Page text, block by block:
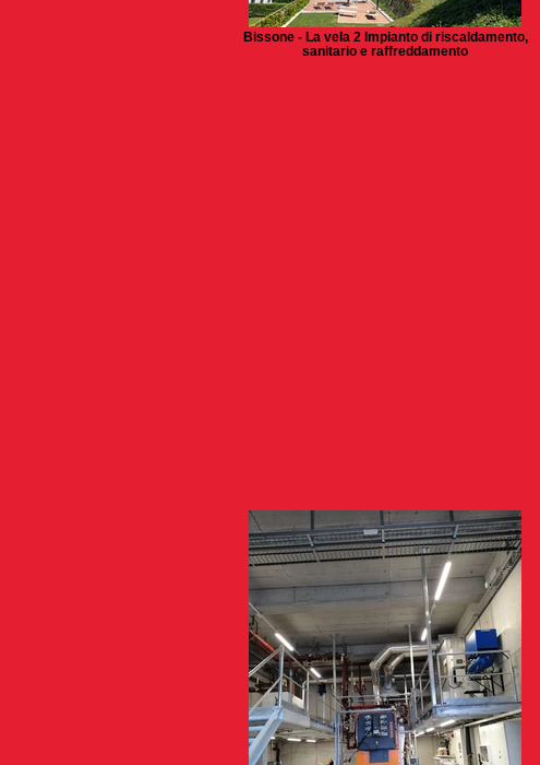
Bissone - La vela 2 Impianto di riscaldamento,
sanitario e raffreddamento